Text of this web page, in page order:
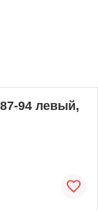
94 левый,